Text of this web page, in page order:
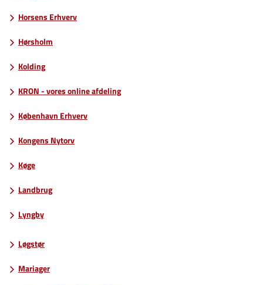
Horsens Erhverv
Hørsholm
Kolding
KRON - vores online afdeling
København Erhverv
Kongens Nytorv
Køge
Landbrug
Lyngby
Løgstør
Mariager